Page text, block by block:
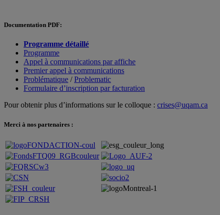
Documentation PDF:
Programme détaillé
Programme
Appel à communications par affiche
Premier appel à communications
Problématique /Problematic
Formulaire d’inscription par facturation
Pour obtenir plus d’informations sur le colloque : crises@uqam.ca
Merci à nos partenaires :